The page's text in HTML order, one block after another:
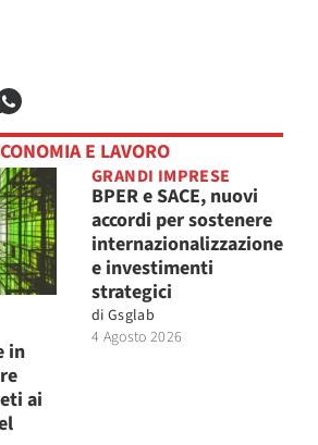
E LAVORO
in
ai
GRANDI IMPRESE
BPER e SACE, nuovi
accordi per sostenere
internazionalizzazione
e investimenti
strategici
di Gsglab
4 Agosto 2026